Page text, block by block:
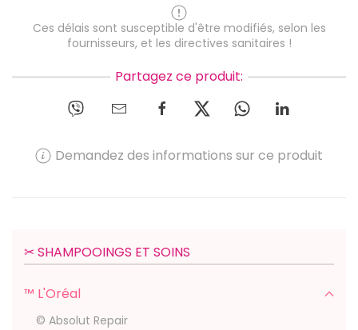
Ces délais sont susceptible d'être modifiés, selon les
fournisseurs, et les directives sanitaires !
Partagez ce produit:
Demandez des informations sur ce produit
✂︎ SHAMPOOINGS ET SOINS
™ L'Oréal
© Absolut Repair